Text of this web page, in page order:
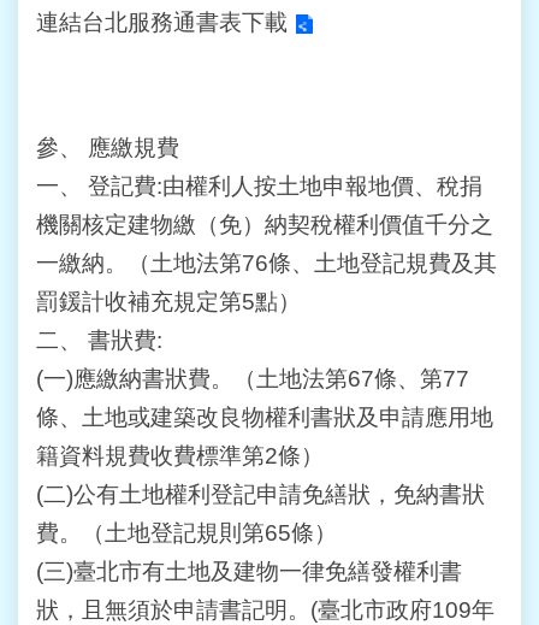
見
問
北
雙
語
詞
彙
隱
權
及
訊
安
政
策
連結台北服務通書表下載
參、
應繳規費
一、
登記費:由權利人按土地申報地價、稅捐
機關核定建物繳（免）納契稅權利價值千分之
一繳納。（土地法第76條、土地登記規費及其
罰鍰計收補充規定第5點）
二、
書狀費:
(一)應繳納書狀費。（土地法第67條、第77
條、土地或建築改良物權利書狀及申請應用地
籍資料規費收費標準第2條）
(二)公有土地權利登記申請免繕狀，免納書狀
費。（土地登記規則第65條）
(三)臺北市有土地及建物一律免繕發權利書
狀，且無須於申請書記明。(臺北市政府109年